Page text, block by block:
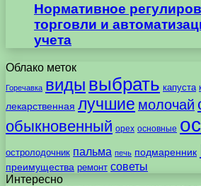
Нормативное
торговли и
учета
Облако меток
Горечавка виды выбрать капуста
лекарственная лучшие молочай
обыкновенный орех основные
остролодочник пальма печь подмаренник
преимущества ремонт советы
Интересно